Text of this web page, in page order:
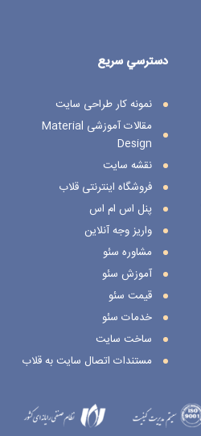
دسترسي سريع
نمونه کار طراحی سایت
مقالات آموزشی Material
Design
نقشه سایت
فروشگاه اینترنتی قلاب
پنل اس ام اس
واریز وجه آنلاین
مشاوره سئو
آموزش سئو
قیمت سئو
خدمات سئو
ساخت سایت
مستندات اتصال سایت به قلاب